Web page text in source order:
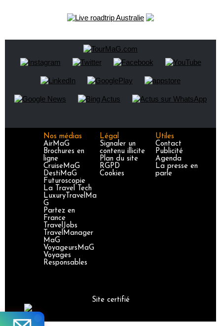
Nos médias
AirMaG
Brochures en
ligne
CruiseMaG
DestiMaG
Futuroscopie
La Travel Tech
LuxuryTravelMa
G
Partez en
France
TravelJobs
TravelManager
MaG
VoyageursMaG
Voyages
Responsables
Légal
Signaler un
contenu illicite
Plan du site
RGPD
Cookies
Utiles
Contact
Publicité
Agenda
La presse en
parle
Site certifié